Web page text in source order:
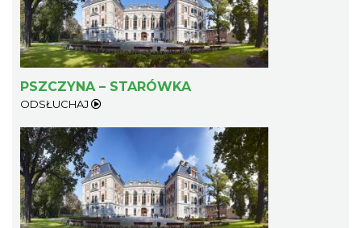
PSZCZYNA – STARÓWKA
ODSŁUCHAJ